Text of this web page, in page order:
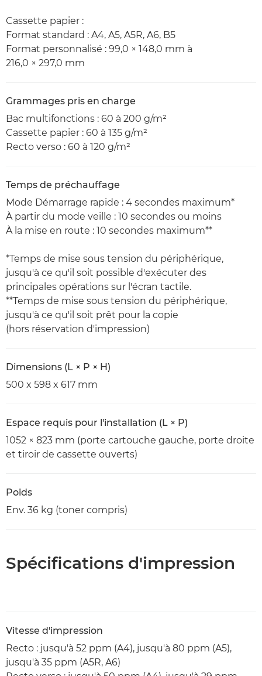
Cassette papier :
Format standard : A4, A5, A5R, A6, B5
Format personnalisé : 99,0 × 148,0 mm à
216,0 × 297,0 mm
Grammages pris en charge
Bac multifonctions : 60 à 200 g/m²
Cassette papier : 60 à 135 g/m²
Recto verso : 60 à 120 g/m²
Temps de préchauffage
Mode Démarrage rapide : 4 secondes maximum*
À partir du mode veille : 10 secondes ou moins
À la mise en route : 10 secondes maximum**
*Temps de mise sous tension du périphérique,
jusqu'à ce qu'il soit possible d'exécuter des
principales opérations sur l'écran tactile.
**Temps de mise sous tension du périphérique,
jusqu'à ce qu'il soit prêt pour la copie
(hors réservation d'impression)
Dimensions (L × P × H)
500 x 598 x 617 mm
Espace requis pour l'installation (L × P)
1052 × 823 mm (porte cartouche gauche, porte droite
et tiroir de cassette ouverts)
Poids
Env. 36 kg (toner compris)
Spécifications d'impression
Vitesse d'impression
Recto : jusqu'à 52 ppm (A4), jusqu'à 80 ppm (A5),
jusqu'à 35 ppm (A5R, A6)